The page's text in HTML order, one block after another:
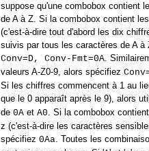
suppose qu'une combobox contient
de A à Z. Si la combobox contient
(c'est-à-dire tout d'abord les dix
suivis par tous les caractères de A à
Conv=D, Conv-Fmt=0A.
valeurs A-Z0-9, alors spécifiez
Si les chiffres commencent à 1 au
que le 0 apparaît après le 9), alors
de 0A et A0. Si la combobox
z (c'est-à-dire les caractères
spécifiez 0Aa. Toutes les